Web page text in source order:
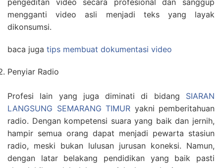
pengeditan video secara profesional dan sanggup
mengganti video asli menjadi teks yang layak
dikonsumsi.
baca juga tips membuat dokumentasi video
Penyiar Radio
Profesi lain yang juga diminati di bidang SIARAN
LANGSUNG SEMARANG TIMUR yakni pemberitahuan
radio. Dengan kompetensi suara yang baik dan jernih,
hampir semua orang dapat menjadi pewarta stasiun
radio, meski bukan lulusan jurusan koneksi. Namun,
dengan latar belakang pendidikan yang baik pasti